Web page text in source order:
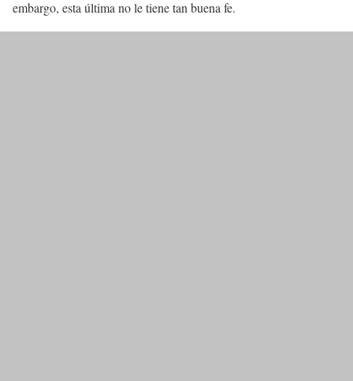
embargo, esta última no le tiene tan buena fe.